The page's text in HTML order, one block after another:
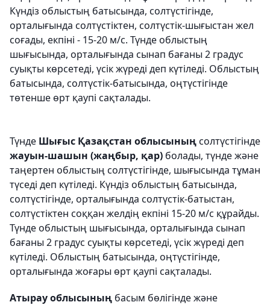
Күндіз облыстың батысында, солтүстігінде,
орталығында солтүстіктен, солтүстік-шығыстан жел
соғады, екпіні - 15-20 м/с. Түнде облыстың
шығысында, орталығында сынап бағаны 2 градус
суықты көрсетеді, үсік жүреді деп күтіледі. Облыстың
батысында, солтүстік-батысында, оңтүстігінде
төтенше өрт қаупі сақталады.
Түнде Шығыс Қазақстан облысыныңсолтүстігінде
жауын-шашын (жаңбыр, қар) болады, түнде және
таңертен облыстың солтүстігінде, шығысында тұман
түседі деп күтіледі. Күндіз облыстың батысында,
солтүстігінде, орталығында солтүстік-батыстан,
солтүстіктен соққан желдің екпіні 15-20 м/с құрайды.
Түнде облыстың шығысында, орталығында сынап
бағаны 2 градус суықты көрсетеді, үсік жүреді деп
күтіледі. Облыстың батысында, оңтүстігінде,
орталығында жоғары өрт қаупі сақталады.
Атырау облысының басым бөлігінде және